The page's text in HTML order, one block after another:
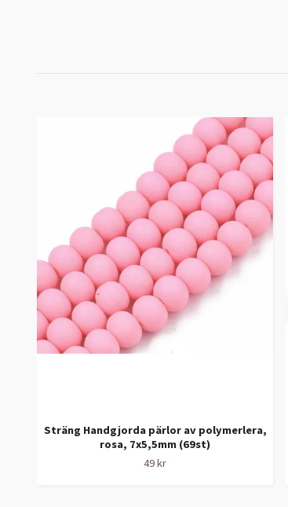
Sträng Handgjorda pärlor av polymerlera,
rosa, 7x5,5mm (69st)
49 kr